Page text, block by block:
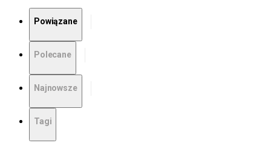
Powiązane
Polecane
Najnowsze
Tagi